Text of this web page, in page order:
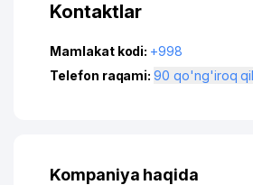
Kontaktlar
Mamlakat kodi: +998
Telefon raqami:
90 qo'ng'iroq
Kompaniya haqida